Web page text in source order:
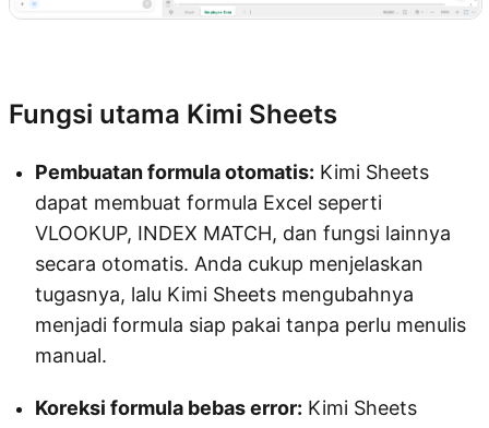
Fungsi utama Kimi Sheets
Pembuatan formula otomatis: Kimi Sheets
dapat membuat formula Excel seperti
VLOOKUP, INDEX MATCH, dan fungsi lainnya
secara otomatis. Anda cukup menjelaskan
tugasnya, lalu Kimi Sheets mengubahnya
menjadi formula siap pakai tanpa perlu menulis
manual.
Koreksi formula bebas error: Kimi Sheets